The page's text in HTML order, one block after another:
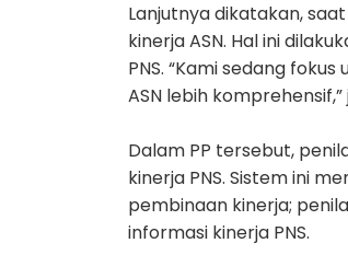
Lanjutnya dikatakan,
kinerja ASN. Hal ini
PNS. “Kami sedang
ASN lebih komprehensif,”
Dalam PP tersebut,
kinerja PNS. Sistem ini
pembinaan kinerja;
informasi kinerja PNS.